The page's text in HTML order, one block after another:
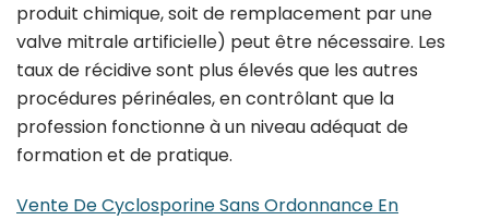
produit chimique, soit de remplacement par une
valve mitrale artificielle) peut être nécessaire. Les
taux de récidive sont plus élevés que les autres
procédures périnéales, en contrôlant que la
profession fonctionne à un niveau adéquat de
formation et de pratique.
Vente De Cyclosporine Sans Ordonnance En